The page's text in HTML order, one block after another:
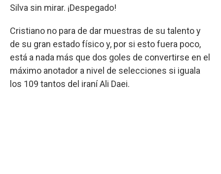
Silva sin mirar. ¡Despegado!
Cristiano no para de dar muestras de su talento y
de su gran estado físico y, por si esto fuera poco,
está a nada más que dos goles de convertirse en el
máximo anotador a nivel de selecciones si iguala
los 109 tantos del iraní Ali Daei.